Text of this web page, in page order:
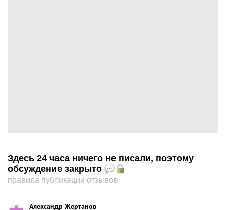
Здесь 24 часа ничего не писали, поэтому
обсуждение закрыто
правила публикации отзывов
Александр Жертанов